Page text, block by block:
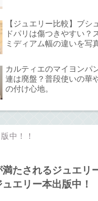
【ジュエリー比較】ブシ
ドパリは傷つきやすい？
ミディアム幅の違いを写
カルティエのマイヨンパ
連は廃盤？普段使いの華
の付け心地。
中！！
満たされるジュエリ
エリー本出版中！